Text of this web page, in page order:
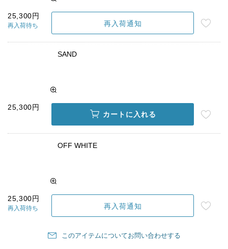
25,300円
再入荷待ち 再入荷通知
SAND
25,300円
カートに入れる
OFF WHITE
25,300円
再入荷待ち 再入荷通知
このアイテムについてお問い合わせする